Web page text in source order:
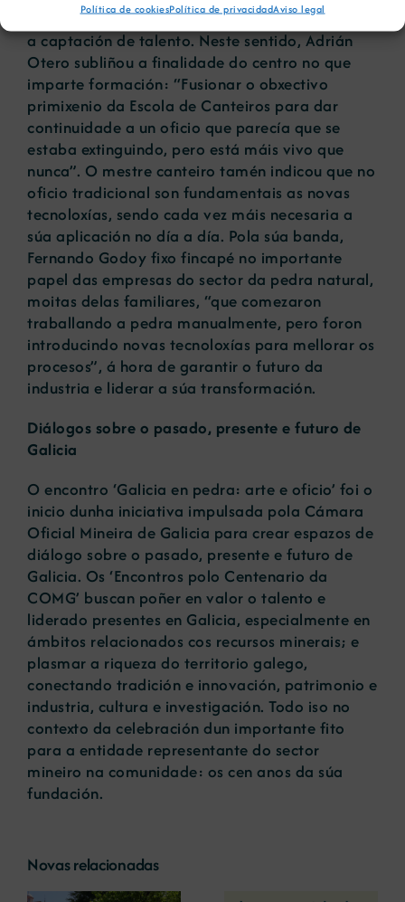
Política de cookiesPolítica de privacidadAviso legal
continuidade da profesión e os retos que supón
a captación de talento. Neste sentido, Adrián
Otero subliñou a finalidade do centro no que
imparte formación: “Fusionar o obxectivo
primixenio da Escola de Canteiros para dar
continuidade a un oficio que parecía que se
estaba extinguindo, pero está máis vivo que
nunca”. O mestre canteiro tamén indicou que no
oficio tradicional son fundamentais as novas
tecnoloxías, sendo cada vez máis necesaria a
súa aplicación no día a día. Pola súa banda,
Fernando Godoy fixo fincapé no importante
papel das empresas do sector da pedra natural,
moitas delas familiares, “que comezaron
traballando a pedra manualmente, pero foron
introducindo novas tecnoloxías para mellorar os
procesos”, á hora de garantir o futuro da
industria e liderar a súa transformación.
Diálogos sobre o pasado, presente e futuro de
Galicia
O encontro ‘Galicia en pedra: arte e oficio’ foi o
inicio dunha iniciativa impulsada pola Cámara
Oficial Mineira de Galicia para crear espazos de
diálogo sobre o pasado, presente e futuro de
Galicia. Os ‘Encontros polo Centenario da
COMG’ buscan poñer en valor o talento e
liderado presentes en Galicia, especialmente en
ámbitos relacionados cos recursos minerais; e
plasmar a riqueza do territorio galego,
conectando tradición e innovación, patrimonio e
industria, cultura e investigación. Todo iso no
contexto da celebración dun importante fito
para a entidade representante do sector
mineiro na comunidade: os cen anos da súa
fundación.
Novas relacionadas
A COMG reúne a
A OIPE e o